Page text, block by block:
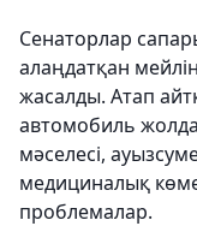
Сенаторлар
алаңдатқан
жасалды. Атап
автомобиль
мәселесі,
медициналық
проблемалар.